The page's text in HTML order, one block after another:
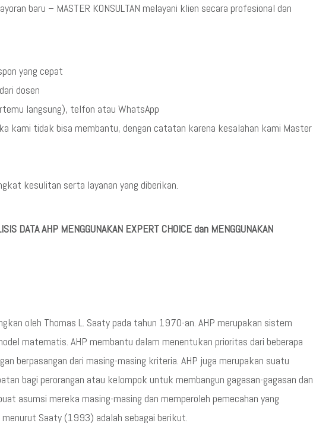
baru – MASTER KONSULTAN melayani klien secara profesional dan
yang cepat
dosen
langsung), telfon atau WhatsApp
kami tidak bisa membantu, dengan catatan karena kesalahan kami Master
kesulitan serta layanan yang diberikan.
DATA AHP MENGGUNAKAN EXPERT CHOICE dan MENGGUNAKAN
oleh Thomas L. Saaty pada tahun 1970-an. AHP merupakan sistem
matematis. AHP membantu dalam menentukan prioritas dari beberapa
berpasangan dari masing-masing kriteria. AHP juga merupakan suatu
bagi perorangan atau kelompok untuk membangun gagasan-gagasan dan
asumsi mereka masing-masing dan memperoleh pemecahan yang
Saaty (1993) adalah sebagai berikut.